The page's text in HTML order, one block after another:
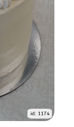
id: 1174